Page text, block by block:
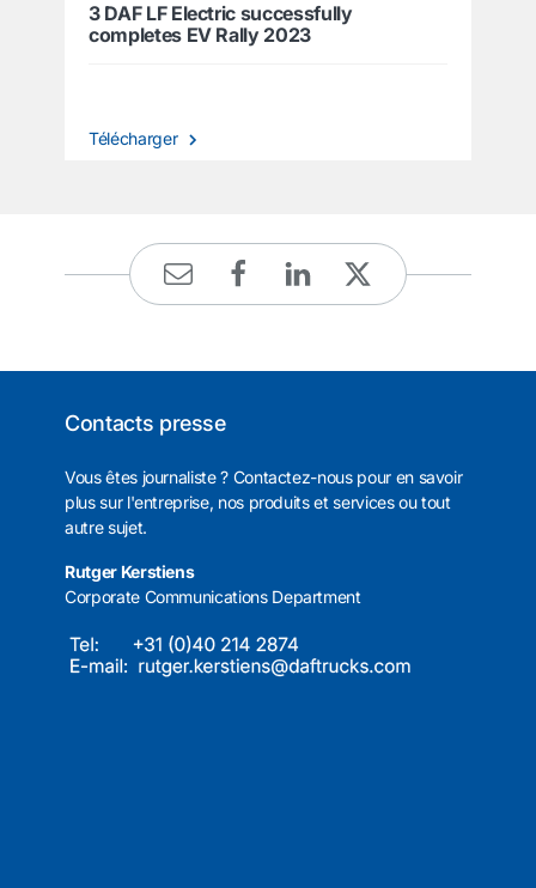
3 DAF LF Electric successfully
completes EV Rally 2023
Télécharger
Contacts presse
Vous êtes journaliste ? Contactez-nous pour en savoir
plus sur l'entreprise, nos produits et services ou tout
autre sujet.
Rutger Kerstiens
Corporate Communications Department